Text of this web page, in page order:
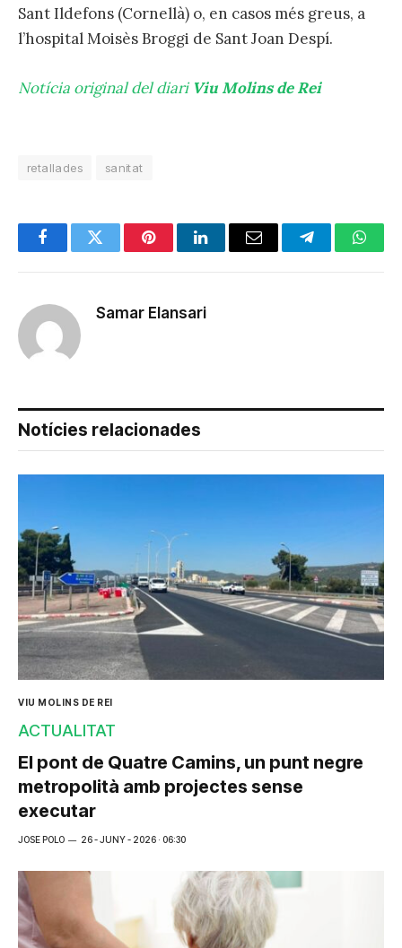
Sant Ildefons (Cornellà) o, en casos més greus, a
l’hospital Moisès Broggi de Sant Joan Despí.
Notícia original del diari Viu Molins de Rei
retallades sanitat
FacebookTwitter PinterestLinkedInEmail Telegram
Samar Elansari
Notícies relacionades
VIU MOLINS DE REI
ACTUALITAT
El pont de Quatre Camins, un punt negre
metropolità amb projectes sense
executar
JOSE POLO 26 - JUNY - 2026 · 06:30